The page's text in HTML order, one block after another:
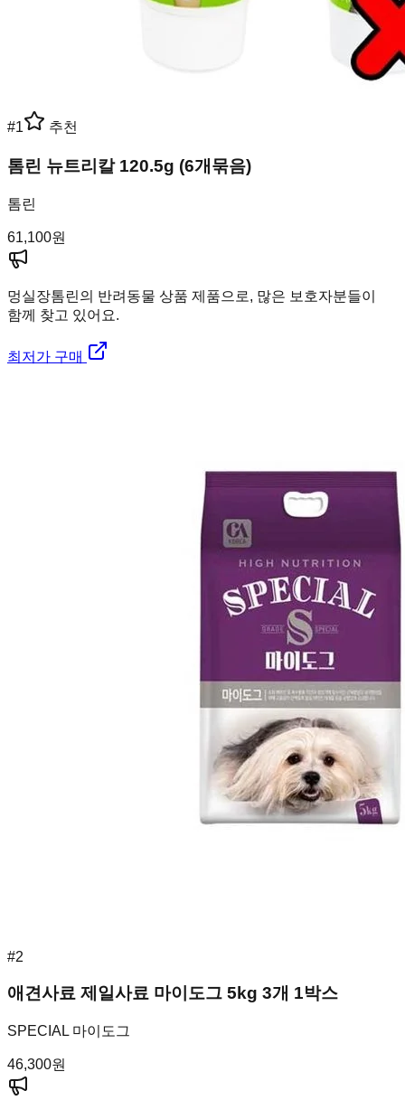
#1 추천
톰린 뉴트리칼 120.5g (6개묶음)
톰린
61,100원
멍실장톰린의 반려동물 상품 제품으로, 많은 보호자분들이
함께 찾고 있어요.
최저가 구매
#2
애견사료 제일사료 마이도그 5kg 3개 1박스
SPECIAL 마이도그
46,300원